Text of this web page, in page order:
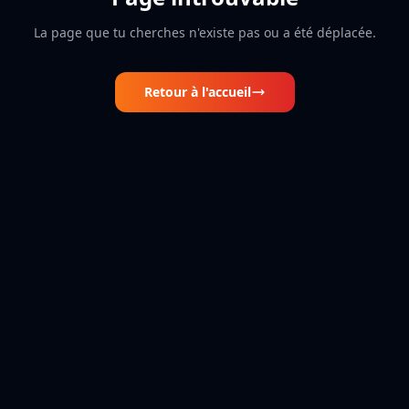
La page que tu cherches n'existe pas ou a été déplacée.
Retour à l'accueil